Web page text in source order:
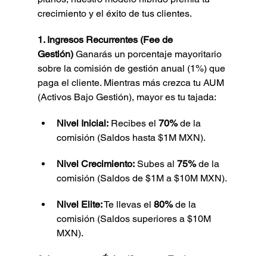
crecimiento y el éxito de tus clientes.
1. Ingresos Recurrentes (Fee de
Gestión) Ganarás un porcentaje mayoritario
sobre la comisión de gestión anual (1%) que
paga el cliente. Mientras más crezca tu AUM
(Activos Bajo Gestión), mayor es tu tajada:
Nivel Inicial: Recibes el 70% de la
comisión (Saldos hasta $1M MXN).
Nivel Crecimiento: Subes al 75% de la
comisión (Saldos de $1M a $10M MXN).
Nivel Elite: Te llevas el 80% de la
comisión (Saldos superiores a $10M
MXN).